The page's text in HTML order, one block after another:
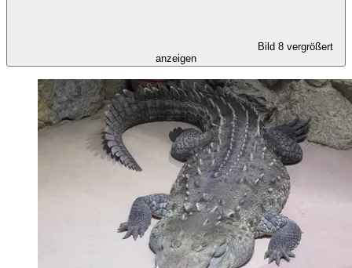
Bild 8 vergrößert
anzeigen